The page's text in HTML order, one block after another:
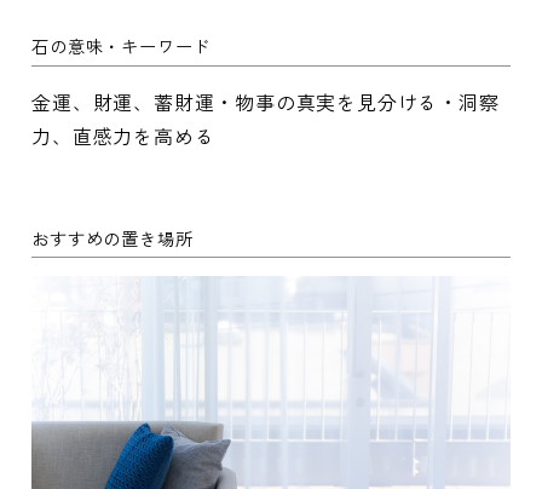
石の意味・キーワード
金運、財運、蓄財運・物事の真実を見分ける・洞察
力、直感力を高める
おすすめの置き場所